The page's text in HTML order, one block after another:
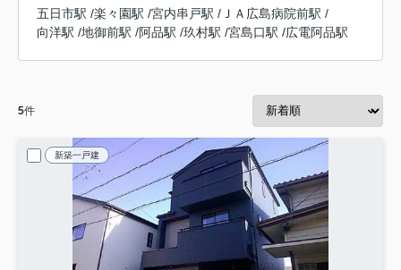
五日市駅 /楽々園駅 /宮内串戸駅 / ＪＡ広島病院前駅 /
向洋駅 /地御前駅 /阿品駅 /玖村駅 /宮島口駅 /広電阿品駅
5件
新築一戸建